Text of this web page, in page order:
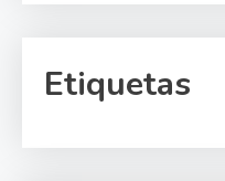
Etiquetas